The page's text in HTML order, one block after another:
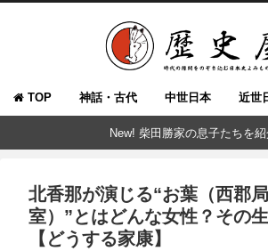
TOP 神話・古代 中世日本 近世
New! 柴田勝家の息子たちを紹
北香那が演じる“お葉（西郡
室）”とはどんな女性？その
【どうする家康】